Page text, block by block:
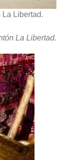
Libertad.
La Libertad.